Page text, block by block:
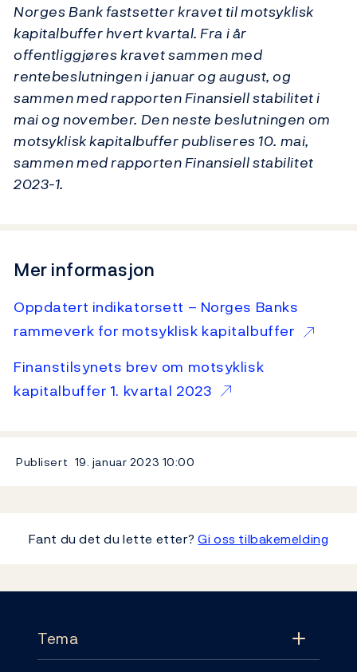
Norges Bank fastsetter kravet til motsyklisk
kapitalbuffer hvert kvartal. Fra i år
offentliggjøres kravet sammen med
rentebeslutningen i januar og august, og
sammen med rapporten Finansiell stabilitet i
mai og november. Den neste beslutningen om
motsyklisk kapitalbuffer publiseres 10. mai,
sammen med rapporten Finansiell stabilitet
2023-1.
Mer informasjon
Oppdatert indikatorsett – Norges Banks
rammeverk for motsyklisk kapitalbuffer
Finanstilsynets brev om motsyklisk
kapitalbuffer 1. kvartal 2023
Publisert 19. januar 2023 10:00
Fant du det du lette etter?Gi oss tilbakemelding
Tema